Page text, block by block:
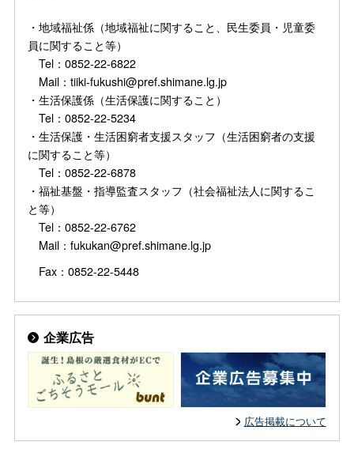
・地域福祉係（地域福祉に関すること、民生委員・児童委
員に関すること等）
Tel：0852-22-6822
Mail：tiiki-fukushi@pref.shimane.lg.jp
・生活保護係（生活保護に関すること）
Tel：0852-22-5234
・生活保護・生活困窮者支援スタッフ（生活困窮者の支援
に関すること等）
Tel：0852-22-6878
・福祉基盤・指導監査スタッフ（社会福祉法人に関するこ
と等）
Tel：0852-22-6762
Mail：fukukan@pref.shimane.lg.jp
Fax：0852-22-5448
企業広告
広告掲載について